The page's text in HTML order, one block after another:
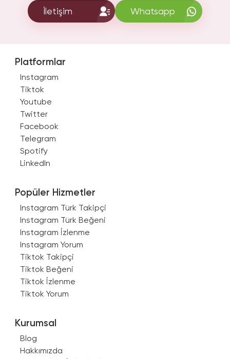
İletişim Whatsapp
Platformlar
Instagram
Tiktok
Youtube
Twitter
Facebook
Telegram
Spotify
LinkedIn
Popüler Hizmetler
Instagram Türk Takipçi
Instagram Türk Beğeni
Instagram İzlenme
Instagram Yorum
Tiktok Takipçi
Tiktok Beğeni
Tiktok İzlenme
Tiktok Yorum
Kurumsal
Blog
Hakkımızda